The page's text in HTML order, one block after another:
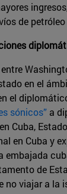
de
en el
el
sónicos” a
Cuba,
en Cuba y
embajada
de
no viajar a la